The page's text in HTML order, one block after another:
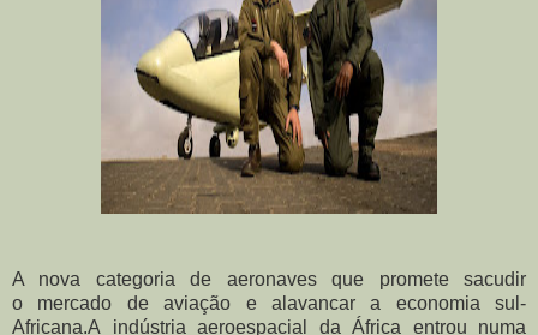
A nova categoria de aeronaves que promete sacudir
o mercado de aviação e alavancar a economia sul-
Africana.A indústria aeroespacial da África entrou numa